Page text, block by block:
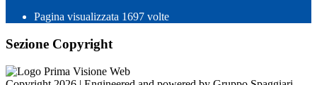
Pagina visualizzata 1697 volte
Sezione Copyright